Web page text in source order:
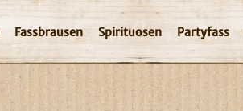
Fassbrausen Spirituosen Partyfass